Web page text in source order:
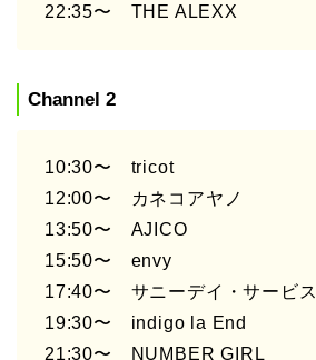
22:35〜 THE ALEXX
Channel 2
10:30〜 tricot
12:00〜 カネコアヤノ
13:50〜 AJICO
15:50〜 envy
17:40〜 サニーデイ・サービス
19:30〜 indigo la End
21:30〜 NUMBER GIRL